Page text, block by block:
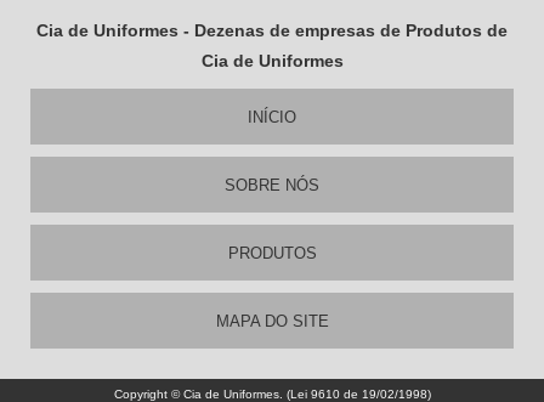
Cia de Uniformes - Dezenas de empresas de Produtos de
Cia de Uniformes
INÍCIO
SOBRE NÓS
PRODUTOS
MAPA DO SITE
Copyright © Cia de Uniformes. (Lei 9610 de 19/02/1998)